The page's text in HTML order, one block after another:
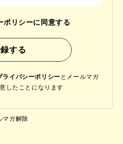
ポリシーに同意する
ライバシーポリシー と メールマガ
したことになります
マガ解除